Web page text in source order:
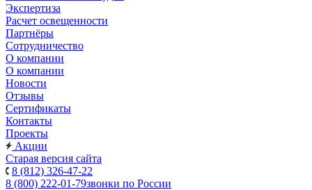
Экспертиза
Расчет освещенности
Партнёры
Cотрудничество
О компании
О компании
Новости
Отзывы
Сертификаты
Контакты
Проекты
Акции
Старая версия сайта
8 (812) 326-47-22
8 (800) 222-01-79звонки по России